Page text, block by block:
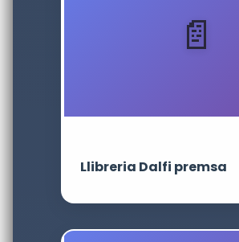
Llibreria Dalfi premsa